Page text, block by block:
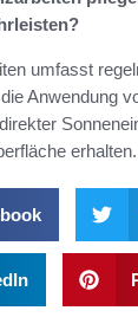
umfasst
Anwendung
erhalten.